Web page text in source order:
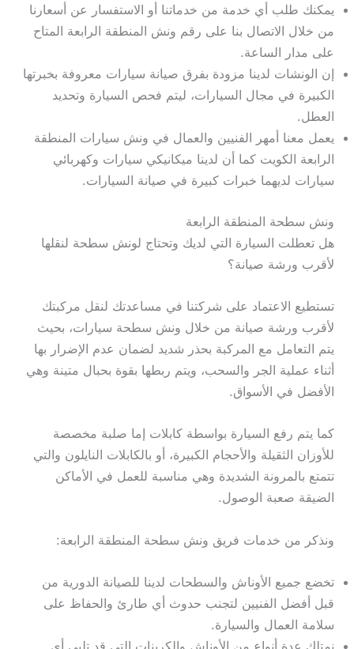
يمكنك طلب أي خدمة من خدماتنا أو الاستفسار عن أسعارنا
من خلال الاتصال بنا على رقم ونش المنطقة الرابعة المتاح
على مدار الساعة.
إن الونشات لدينا مزودة بفرق صيانة سيارات معروفة بخبرتها
الكبيرة في مجال السيارات، ليتم فحص السيارة وتحديد
العطل.
يعمل معنا أمهر الفنيين والعمال في ونش سيارات المنطقة
الرابعة الكويت كما أن لدينا ميكانيكي سيارات وكهربائي
سيارات لديهما خبرات كبيرة في صيانة السيارات.
ونش سطحة المنطقة الرابعة
هل تعطلت السيارة التي لديك وتحتاج لونش سطحة لنقلها
لأقرب ورشة صيانة؟
تستطيع الاعتماد على شركتنا في مساعدتك لنقل مركبتك
لأقرب ورشة صيانة من خلال ونش سطحة سيارات، بحيث
يتم التعامل مع المركبة بحذر شديد لضمان عدم الإضرار بها
أثناء عملية الجر والسحب، ويتم ربطها بقوة بحبال متينة وهي
الأفضل في الأسواق.
كما يتم رفع السيارة بواسطة كابلات إما صلبة مخصصة
للأوزان الثقيلة والأحجام الكبيرة، أو بالكابلات النايلون والتي
تتمتع بالمرونة الشديدة وهي مناسبة للعمل في الأماكن
الضيقة صعبة الوصول.
ونذكر من خدمات فريق ونش سطحة المنطقة الرابعة:
تخضع جميع الأوناش والسطحات لدينا للصيانة الدورية من
قبل أفضل الفنيين لتجنب حدوث أي طارئ والحفاظ على
سلامة العمال والسيارة.
نمتلك عدة أنواع من الأوناش والكرينات التي قد تلبي أي